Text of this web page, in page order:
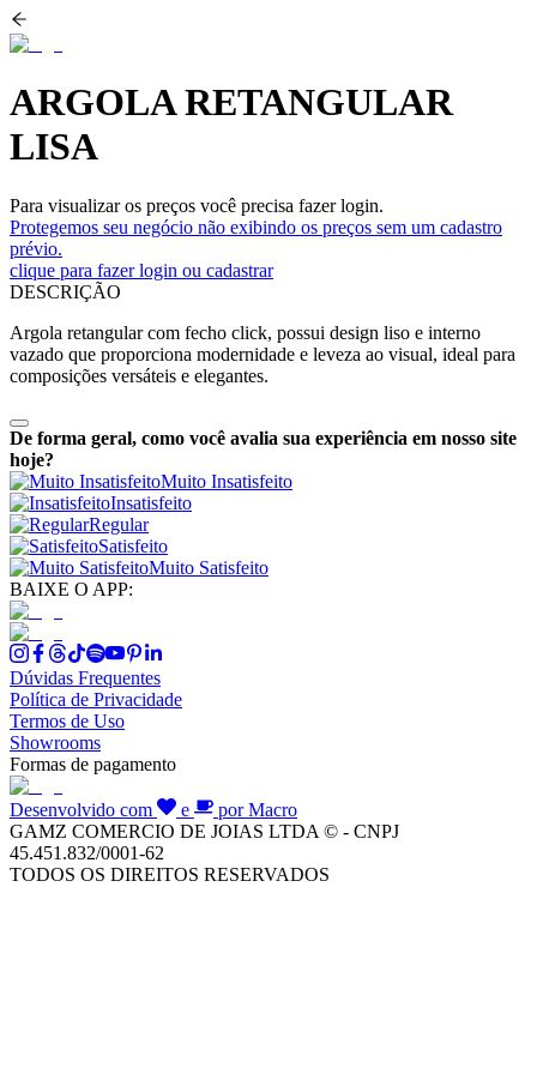
ARGOLA RETANGULAR
LISA
Para visualizar os preços você precisa fazer login.
Protegemos seu negócio não exibindo os preços sem um cadastro
prévio.
clique para fazer login ou cadastrar
DESCRIÇÃO
Argola retangular com fecho click, possui design liso e interno
vazado que proporciona modernidade e leveza ao visual, ideal para
composições versáteis e elegantes.
De forma geral, como você avalia sua experiência em nosso site
hoje?
Muito Insatisfeito
Insatisfeito
Regular
Satisfeito
Muito Satisfeito
BAIXE O APP:
Dúvidas Frequentes
Política de Privacidade
Termos de Uso
Showrooms
Formas de pagamento
Desenvolvido com e
por Macro
GAMZ COMERCIO DE JOIAS LTDA © - CNPJ
45.451.832/0001-62
TODOS OS DIREITOS RESERVADOS